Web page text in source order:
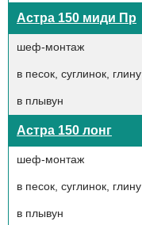
Астра 150 миди Пр
шеф-монтаж
в песок, суглинок, глину
в плывун
Астра 150 лонг
шеф-монтаж
в песок, суглинок, глину
в плывун